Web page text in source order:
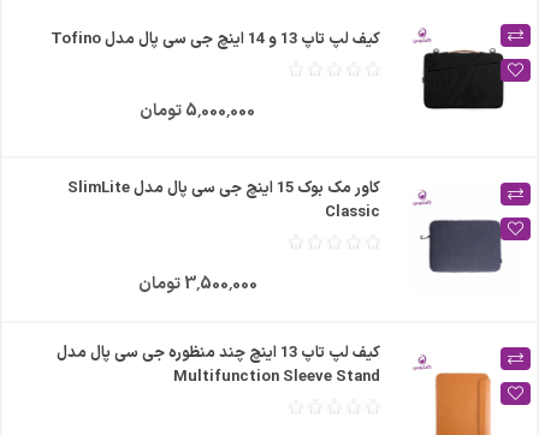
کیف لپ تاپ 13 و 14 اینچ جی سی پال مدل Tofino
5٬000٬000 تومان
کاور مک بوک 15 اینچ جی سی پال مدل SlimLite
Classic
3٬500٬000 تومان
کیف لپ تاپ 13 اینچ چند منظوره جی سی پال مدل
Multifunction Sleeve Stand